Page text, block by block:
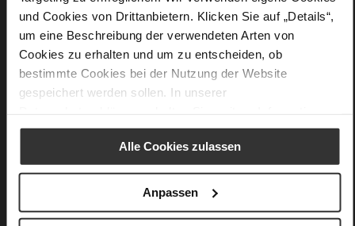
und Cookies von Drittanbietern. Klicken Sie auf „Details“,
um eine Beschreibung der verwendeten Arten von
Cookies zu erhalten und um zu entscheiden, ob
bestimmte Cookies bei der Nutzung der Website
gespeichert werden sollen. In unserer
Alle Cookies zulassen
Anpassen
Care